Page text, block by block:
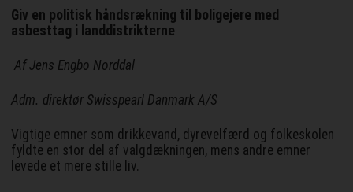
Giv en politisk håndsrækning til boligejere med
asbesttag i landdistrikterne
Af Jens Engbo Norddal
Adm. direktør Swisspearl Danmark A/S
Vigtige emner som drikkevand, dyrevelfærd og folkeskolen
fyldte en stor del af valgdækningen, mens andre emner
levede et mere stille liv.